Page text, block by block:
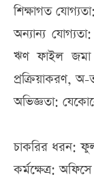
শিক্ষাগত
অন্যান্য
ঋণ ফাইল জমা
প্রক্রিয়াকরণ, অ-
অভিজ্ঞতা:
চাকরির ধরন:
কর্মক্ষেত্র: অফিসে